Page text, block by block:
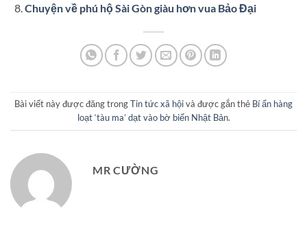
Chuyện về phú hộ Sài Gòn giàu hơn vua Bảo Đại
Bài viết này được đăng trongTin tức xã hộivà được gắn thẻ Bí ẩn hàng
loạt ‘tàu ma’ dạt vào bờ biển Nhật Bản.
MR CƯỜNG